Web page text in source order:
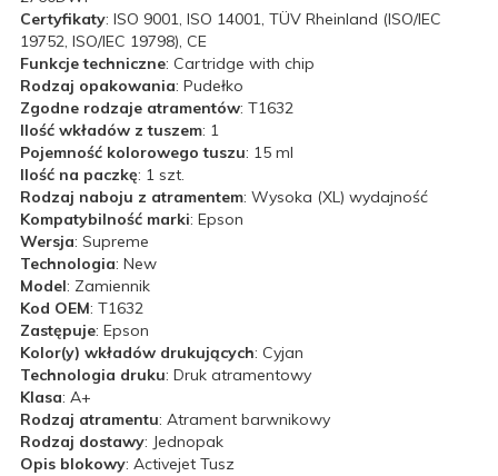
Certyfikaty: ISO 9001, ISO 14001, TÜV Rheinland (ISO/IEC
19752, ISO/IEC 19798), CE
Funkcje techniczne: Cartridge with chip
Rodzaj opakowania: Pudełko
Zgodne rodzaje atramentów: T1632
Ilość wkładów z tuszem: 1
Pojemność kolorowego tuszu: 15 ml
Ilość na paczkę: 1 szt.
Rodzaj naboju z atramentem: Wysoka (XL) wydajność
Kompatybilność marki: Epson
Wersja: Supreme
Technologia: New
Model: Zamiennik
Kod OEM: T1632
Zastępuje: Epson
Kolor(y) wkładów drukujących: Cyjan
Technologia druku: Druk atramentowy
Klasa: A+
Rodzaj atramentu: Atrament barwnikowy
Rodzaj dostawy: Jednopak
Opis blokowy: Activejet Tusz